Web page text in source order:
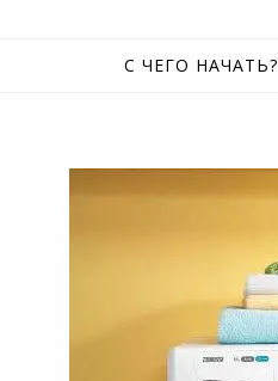
С ЧЕГО НАЧАТЬ?